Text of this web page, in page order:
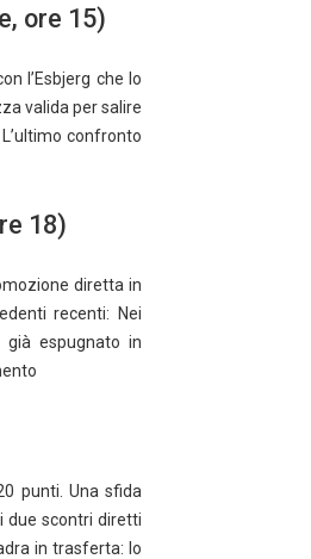
ore 15)
l’Esbjerg che lo
valida per salire
confronto
18)
diretta in
recenti: Nei
espugnato in
punti. Una sfida
due scontri diretti
in trasferta: lo